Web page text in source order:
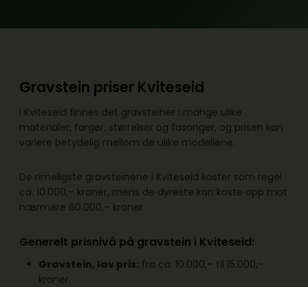
Gravstein priser Kviteseid
i Kviteseid finnes det gravsteiner i mange ulike
materialer, farger, størrelser og fasonger, og prisen kan
variere betydelig mellom de ulike modellene.
De rimeligste gravsteinene i Kviteseid koster som regel
ca. 10.000,– kroner, mens de dyreste kan koste opp mot
nærmere 60.000,– kroner.
Generelt prisnivå på gravstein i Kviteseid:
Gravstein, lav pris: fra ca. 10.000,– til 15.000,–
kroner.